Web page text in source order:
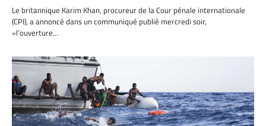
Le britannique Karim Khan, procureur de la Cour pénale internationale
(CPI), a annoncé dans un communiqué publié mercredi soir,
«l’ouverture…